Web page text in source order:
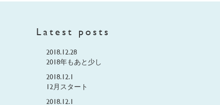
Latest posts
2018.12.28
2018年もあと少し
2018.12.1
12月スタート
2018.12.1